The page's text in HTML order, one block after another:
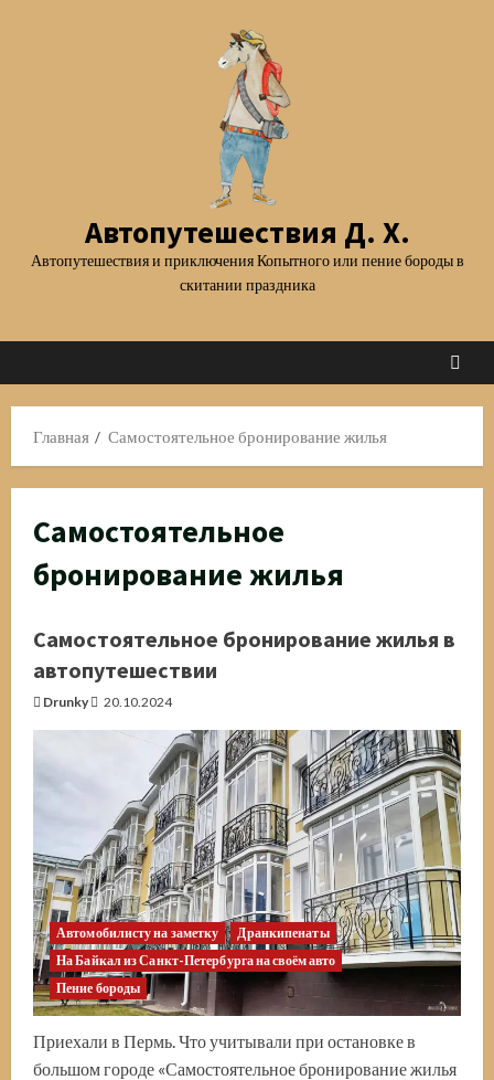
Автопутешествия Д. Х.
Автопутешествия и приключения Копытного или пение бороды в
скитании праздника
Главная Самостоятельное бронирование жилья
Самостоятельное
бронирование жилья
Самостоятельное бронирование жилья в
автопутешествии
Drunky 20.10.2024
Автомобилисту на заметку
Дранкипенаты
На Байкал из Санкт-Петербурга на своём авто
Пение бороды
Приехали в Пермь. Что учитывали при остановке в
большом городе «Самостоятельное бронирование жилья